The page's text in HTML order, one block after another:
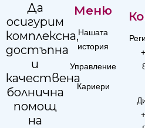
Да
осигурим
комплексна,
достъпна
и
качествена
болнична
помощ
на
Меню
Нашата
история
Управление
Кариери